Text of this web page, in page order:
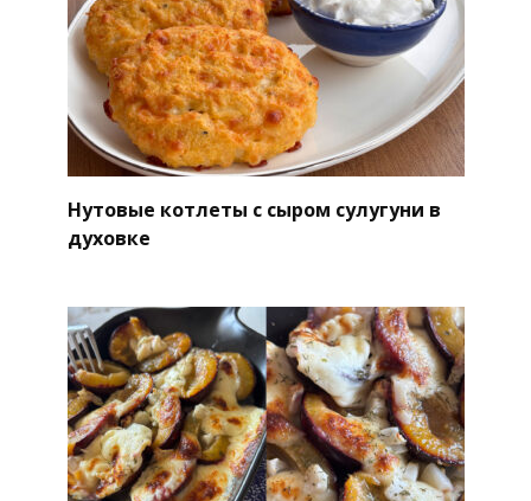
Нутовые котлеты с сыром сулугуни в
духовке